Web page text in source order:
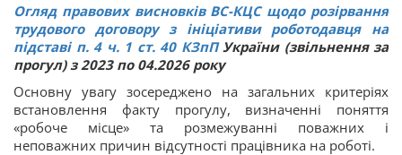
Огляд правових висновків ВС-КЦС щодо розірвання
трудового договору з ініціативи роботодавця на
підставі п. 4 ч. 1 ст.40 КЗпПУкраїни (звільнення за
прогул) з 2023 по 04.2026 року
Основну увагу зосереджено на загальних критеріях
встановлення факту прогулу, визначенні поняття
«робоче місце» та розмежуванні поважних і
неповажних причин відсутності працівника на роботі.